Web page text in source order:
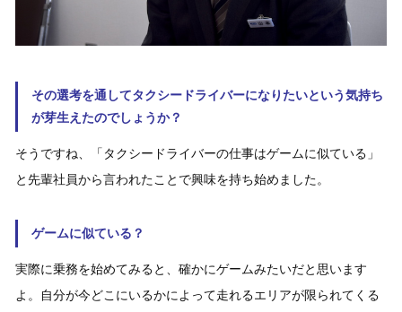
その選考を通してタクシードライバーになりたいという気持ち
が芽生えたのでしょうか？
そうですね、「タクシードライバーの仕事はゲームに似ている」
と先輩社員から言われたことで興味を持ち始めました。
ゲームに似ている？
実際に乗務を始めてみると、確かにゲームみたいだと思います
よ。自分が今どこにいるかによって走れるエリアが限られてくる